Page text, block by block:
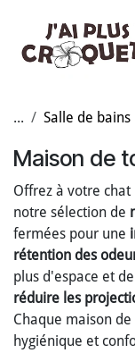
... Salle de bains
Maison de
Offrez à votre chat
notre sélection de
fermées pour une
rétention des
plus d'espace et
réduire les
Chaque maison
hygiénique et